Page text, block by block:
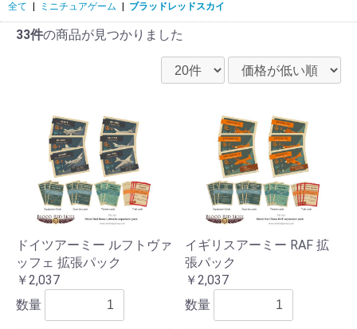
全て ミニチュアゲーム ブラッドレッドスカイ
33件の商品が見つかりました
ドイツアーミー ルフトヴァ
ッフェ 拡張パック
￥2,037
数量
イギリスアーミー RAF 拡
張パック
￥2,037
数量